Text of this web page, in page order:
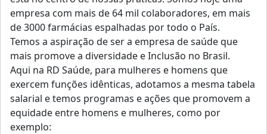
empresa com mais de 64 mil colaboradores, em mais
de 3000 farmácias espalhadas por todo o País.
Temos a aspiração de ser a empresa de saúde que
mais promove a diversidade e Inclusão no Brasil.
Aqui na RD Saúde, para mulheres e homens que
exercem funções idênticas, adotamos a mesma tabela
salarial e temos programas e ações que promovem a
equidade entre homens e mulheres, como por
exemplo: